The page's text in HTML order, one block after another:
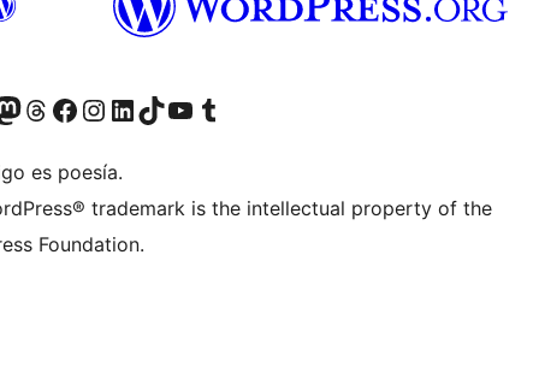
accountaccount
our Mastodon account
Visit our Threads account
Visit our Facebook page
Visit our Instagram account
Visit our LinkedIn account
Visit our TikTok account
Visit our YouTube channel
Visit our Tumblr account
es poesía.
trademark is the intellectual property of the
Foundation.